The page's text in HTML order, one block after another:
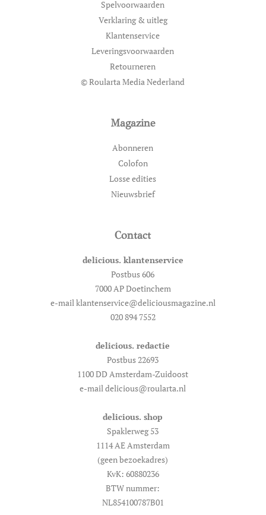
Spelvoorwaarden
Verklaring & uitleg
Klantenservice
Leveringsvoorwaarden
Retourneren
© Roularta Media Nederland
Magazine
Abonneren
Colofon
Losse edities
Nieuwsbrief
Contact
delicious. klantenservice
Postbus 606
7000 AP Doetinchem
e-mail klantenservice@deliciousmagazine.nl
020 894 7552
delicious. redactie
Postbus 22693
1100 DD Amsterdam-Zuidoost
e-mail delicious@roularta.nl
delicious. shop
Spaklerweg 53
1114 AE Amsterdam
(geen bezoekadres)
KvK: 60880236
BTW nummer:
NL854100787B01